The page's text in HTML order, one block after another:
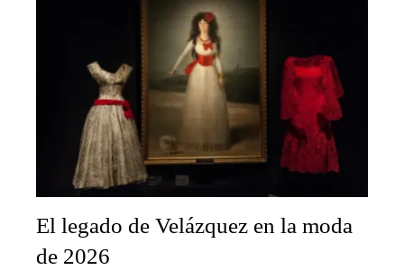
El legado de Velázquez en la moda
de 2026